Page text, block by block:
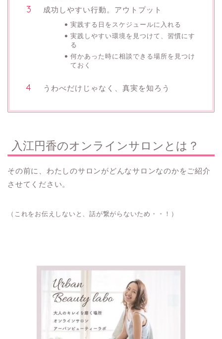
成功しやすい行動。アウトプット
実践する日をスケジュールに入れる
実践しやすい環境を見つけて、習慣にす
る
何かあった時に相談できる場所を見つけ
ておく
うわべだけじゃなく、真実を知ろう
入江円香のオンラインサロンとは？
その前に、わたしのサロンがどんなサロンなのかをご紹介
させてください。
（これをお伝えしないと、話が繋がらないため・・！）